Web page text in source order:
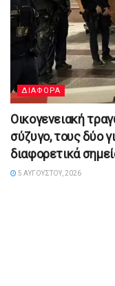
ΔΙΑΦΟΡΑ
Οικογενειακή
σύζυγο, τους δύο
διαφορετικά
5 ΑΥΓΟΎΣΤΟΥ, 2026